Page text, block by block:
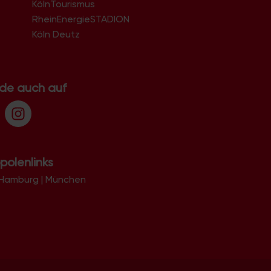
51069
51103
51107
51147
KölnTourismus
RheinEnergieSTADION
Köln Deutz
auch auf
| München